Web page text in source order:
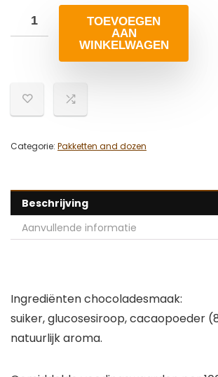
TOEVOEGEN
AAN
WINKELWAGEN
Categorie: Pakketten and dozen
Beschrijving
Aanvullende informatie
Ingrediënten chocoladesmaak:
suiker, glucosesiroop, cacaopoeder
natuurlijk aroma.